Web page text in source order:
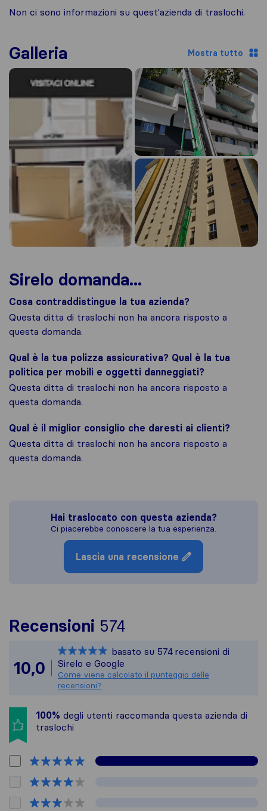
Non ci sono informazioni su quest'azienda di traslochi.
Galleria Mostra tutto
Sirelo domanda...
Cosa contraddistingue la tua azienda?
Questa ditta di traslochi non ha ancora risposto a
questa domanda.
Qual è la tua polizza assicurativa? Qual è la tua
politica per mobili e oggetti danneggiati?
Questa ditta di traslochi non ha ancora risposto a
questa domanda.
Qual è il miglior consiglio che daresti ai clienti?
Questa ditta di traslochi non ha ancora risposto a
questa domanda.
Hai traslocato con questa azienda?
Ci piacerebbe conoscere la tua esperienza.
Lascia una recensione
Recensioni 574
Tutte le recensioni
10,0
basato su 574 recensioni di
Sirelo e Google
Come viene calcolato il punteggio delle
recensioni?
100% degli utenti raccomanda questa azienda di
traslochi